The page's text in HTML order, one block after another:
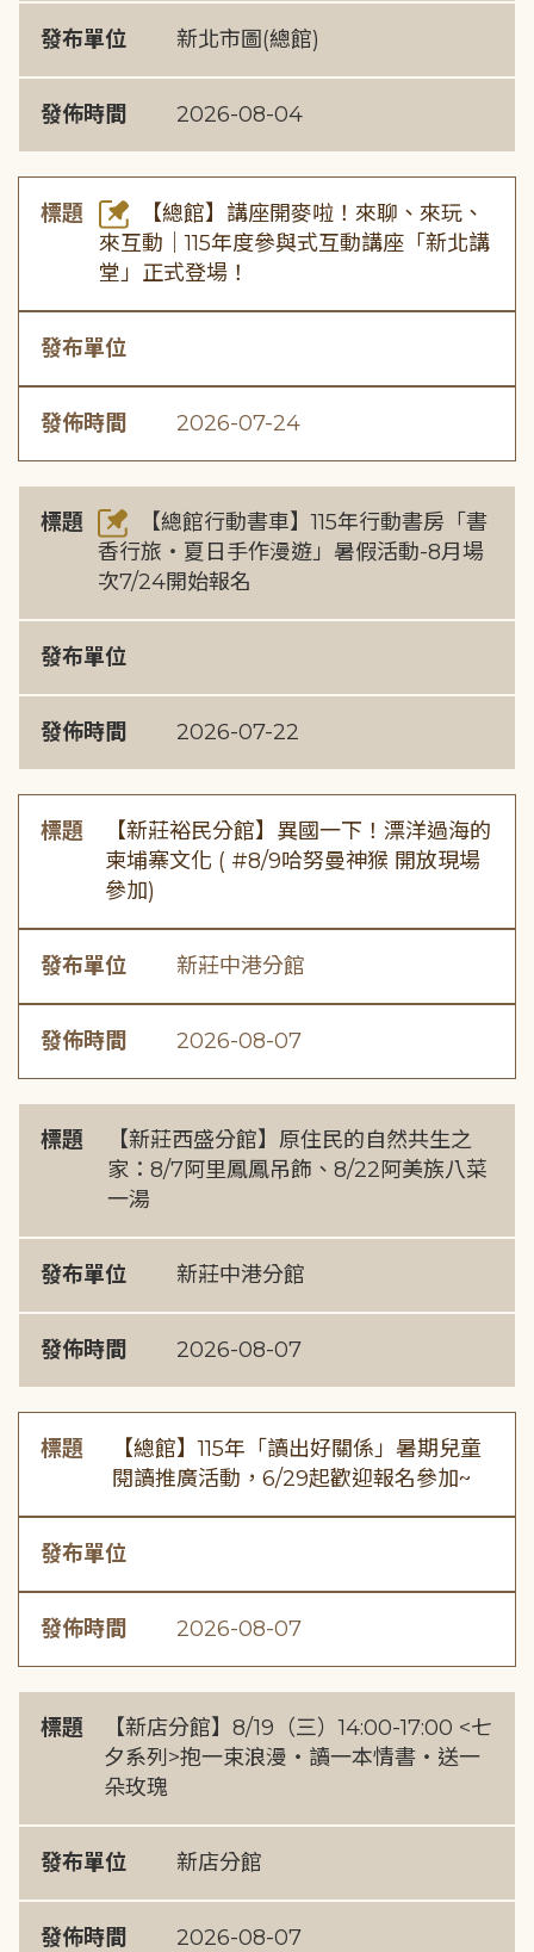
發布單位 新北市圖(總館)
發佈時間 2026-08-04
標題
【總館】講座開麥啦！來聊、來玩、
來互動｜115年度參與式互動講座「新北講
堂」正式登場！
發布單位
發佈時間 2026-07-24
標題
【總館行動書車】115年行動書房「書
香行旅・夏日手作漫遊」暑假活動-8月場
次7/24開始報名
發布單位
發佈時間 2026-07-22
標題
【新莊裕民分館】異國一下！漂洋過海的
柬埔寨文化 ( #8/9哈努曼神猴 開放現場
參加)
發布單位 新莊中港分館
發佈時間 2026-08-07
標題
【新莊西盛分館】原住民的自然共生之
家：8/7阿里鳳鳳吊飾、8/22阿美族八菜
一湯
發布單位 新莊中港分館
發佈時間 2026-08-07
標題
【總館】115年「讀出好關係」暑期兒童
閱讀推廣活動，6/29起歡迎報名參加~
發布單位
發佈時間 2026-08-07
標題
【新店分館】8/19（三）14:00-17:00 <七
夕系列>抱一束浪漫・讀一本情書・送一
朵玫瑰
發布單位 新店分館
發佈時間 2026-08-07